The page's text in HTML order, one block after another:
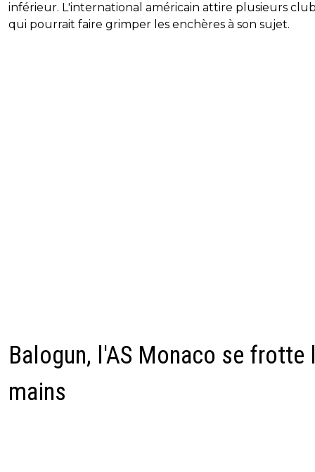
inférieur. L'international américain attire plusieurs
qui pourrait faire grimper les enchères à son sujet.
Balogun, l'AS Monaco se frotte
mains